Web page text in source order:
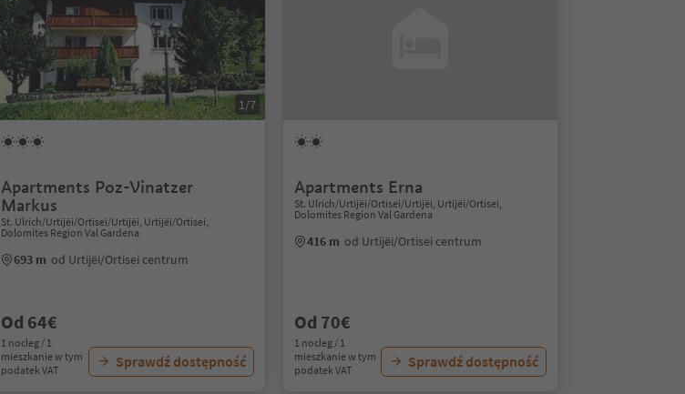
1/7
Apartments Poz-Vinatzer
Markus
St. Ulrich/Urtijëi/Ortisei/Urtijëi, Urtijëi/Ortisei,
Dolomites Region Val Gardena
693 m od Urtijëi/Ortisei centrum
Od 64€
1 nocleg / 1
mieszkanie w tym
podatek VAT
Sprawdź dostępność
Apartments Erna
St. Ulrich/Urtijëi/Ortisei/Urtijëi, Urtijëi/Ortisei,
Dolomites Region Val Gardena
416 m od Urtijëi/Ortisei centrum
Od 70€
1 nocleg / 1
mieszkanie w tym
podatek VAT
Sprawdź dostępność